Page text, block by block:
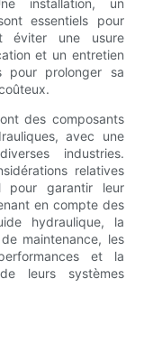
installation, un
essentiels pour
éviter une usure
et un entretien
pour prolonger sa
des composants
avec une
industries.
relatives
pour garantir leur
en compte des
hydraulique, la
maintenance, les
et la
leurs systèmes